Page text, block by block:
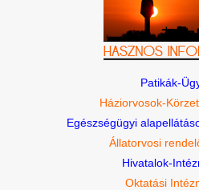
Patikák-
Háziorvosok-
Egészségügyi
Állatorvosi
Hivatalok-
Oktatási